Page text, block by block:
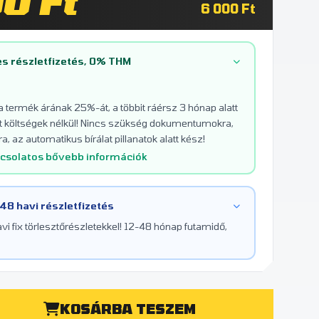
6 000 Ft
részletfizetés, 0% THM
termék árának 25%-át, a többit ráérsz 3 hónap alatt
költségek nélkül! Nincs szükség dokumentumokra,
az automatikus bírálat pillanatok alatt kész!
bővebb információk
havi részletfizetés
fix törlesztőrészletekkel! 12-48 hónap futamidő,
KOSÁRBA TESZEM